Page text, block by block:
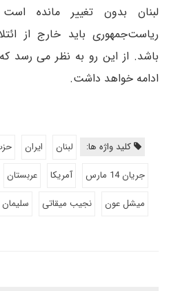
لبنان بدون تغییر مانده
ریاست‌جمهوری باید خارج از
باشد. از این رو به نظر می رسد
ادامه خواهد داشت.
کلید واژه ها: لبنان ایران
جریان 14 مارس
آمریکا عربستان
میشل عون
نجیب میقاتی